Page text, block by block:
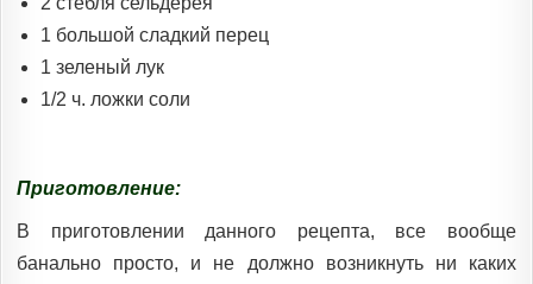
1 большой сладкий перец
1 зеленый лук
1/2 ч. ложки соли
Приготовление:
В приготовлении данного рецепта, все вообще
банально просто, и не должно возникнуть ни каких